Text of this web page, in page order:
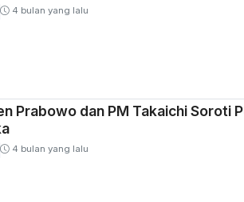
4 bulan yang lalu
Prabowo dan PM Takaichi Soroti
4 bulan yang lalu